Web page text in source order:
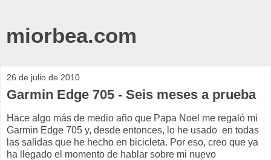
miorbea.com
26 de julio de 2010
Garmin Edge 705 - Seis meses a prueba
Hace algo más de medio año que Papa Noel me regaló mi
Garmin Edge 705 y, desde entonces, lo he usado en todas
las salidas que he hecho en bicicleta. Por eso, creo que ya
ha llegado el momento de hablar sobre mi nuevo